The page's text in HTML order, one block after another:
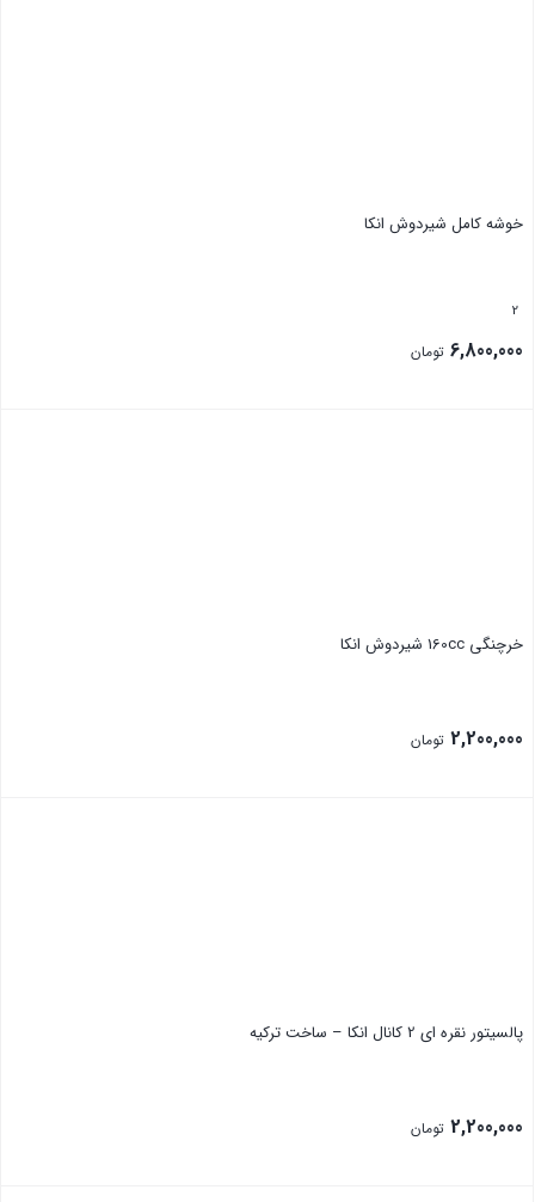
خوشه کامل شیردوش انکا
2
6,800,000 تومان
خرچنگی 160cc شیردوش انکا
2,200,000 تومان
پالسیتور نقره ای 2 کانال انکا – ساخت ترکیه
2,200,000 تومان